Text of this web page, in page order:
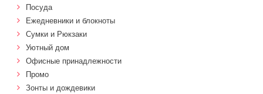
Посуда
Ежедневники и блокноты
Сумки и Рюкзаки
Уютный дом
Офисные принадлежности
Промо
Зонты и дождевики